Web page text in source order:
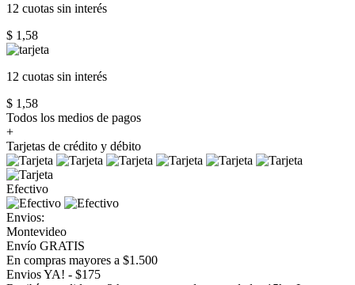
12 cuotas sin interés
$ 1,58
12 cuotas sin interés
$ 1,58
Todos los medios de pagos
+
Tarjetas de crédito y débito
Efectivo
Envios:
Montevideo
Envío GRATIS
En compras mayores a $1.500
Envios YA! - $175